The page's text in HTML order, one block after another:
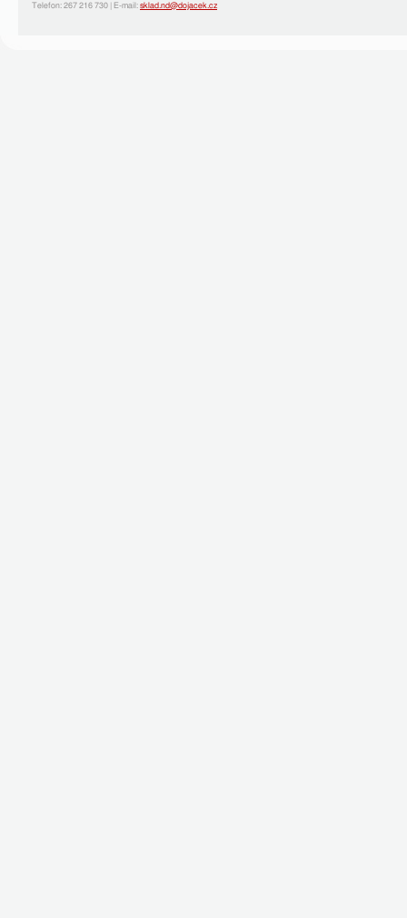
Telefon: 267 216 730 | E-mail: sklad.nd@dojacek.cz